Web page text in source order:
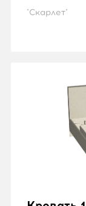
"Скарлет"